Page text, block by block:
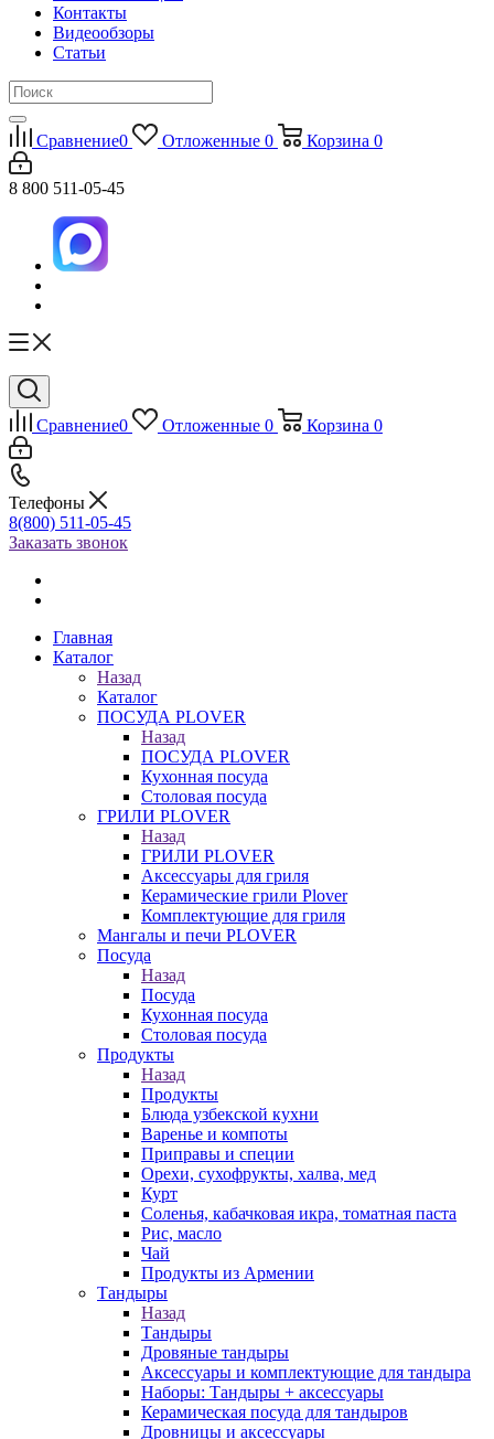
Контакты
Видеообзоры
Статьи
Сравнение0 Отложенные 0 Корзина 0
8 800 511-05-45
Сравнение0 Отложенные 0 Корзина 0
Телефоны
8(800) 511-05-45
Заказать звонок
Главная
Каталог
Назад
Каталог
ПОСУДА PLOVER
Назад
ПОСУДА PLOVER
Кухонная посуда
Столовая посуда
ГРИЛИ PLOVER
Назад
ГРИЛИ PLOVER
Аксессуары для гриля
Керамические грили Plover
Комплектующие для гриля
Мангалы и печи PLOVER
Посуда
Назад
Посуда
Кухонная посуда
Столовая посуда
Продукты
Назад
Продукты
Блюда узбекской кухни
Варенье и компоты
Приправы и специи
Орехи, сухофрукты, халва, мед
Курт
Соленья, кабачковая икра, томатная паста
Рис, масло
Чай
Продукты из Армении
Тандыры
Назад
Тандыры
Дровяные тандыры
Аксессуары и комплектующие для тандыра
Наборы: Тандыры + аксессуары
Керамическая посуда для тандыров
Дровницы и аксессуары